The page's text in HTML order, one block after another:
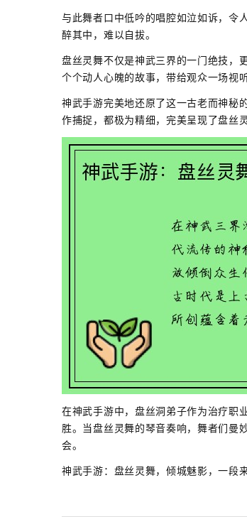
与此舞者口中低吟的唱腔如泣如诉，令
醉其中，难以自拔。
盘丝灵舞不仅是神武三界的一门绝技，
个个动人心魄的故事，带给观众一场视听
神武手游完美地还原了这一古老而神秘
作捕捉，都极为精细，完美呈现了盘丝
在神武手游中，盘丝洞弟子作为治疗职
胜。当盘丝灵舞的琴音奏响，舞者们曼
会。
神武手游：盘丝灵舞，倾城魅影，一段